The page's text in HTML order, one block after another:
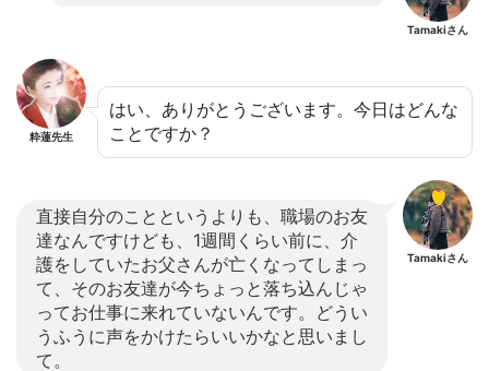
Tamakiさん
粋蓮先生
はい、ありがとうございます。今日はどんな
ことですか？
直接自分のことというよりも、職場のお友
達なんですけども、1週間くらい前に、介
護をしていたお父さんが亡くなってしまっ
て、そのお友達が今ちょっと落ち込んじゃ
ってお仕事に来れていないんです。どうい
うふうに声をかけたらいいかなと思いまし
て。
Tamakiさん